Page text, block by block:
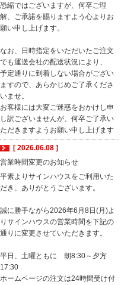
恐縮ではございますが、何卒ご理
解、ご承諾を賜りますよう心よりお
願い申し上げます。
なお、日時指定をいただいたご注文
でも運送会社の配送状況により、
予定通りに到着しない場合がござい
ますので、あらかじめご了承くださ
いませ。
お客様には大変ご迷惑をおかけし申
し訳ございませんが、何卒ご了承い
ただきますようお願い申し上げます
[ 2026.06.08 ]
営業時間変更のお知らせ
平素よりサインハウスをご利用いた
だき、ありがとうございます。
誠に勝手ながら2026年6月8日(月)よ
りサインハウスの営業時間を下記の
通りに変更させていただきます。
平日、土曜ともに 朝8:30～夕方
17:30
ホームページの注文は24時間受け付